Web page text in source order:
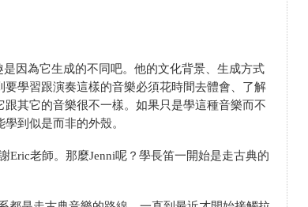
因為它生成的不同吧。他的文化背景、生成方式
學習跟演奏這樣的音樂必須花時間去體會、了解
其它的音樂很不一樣。如果只是學這種音樂而不
到似是而非的外殼。
Eric老師。那麼Jenni呢？學長笛一開始是走古典的